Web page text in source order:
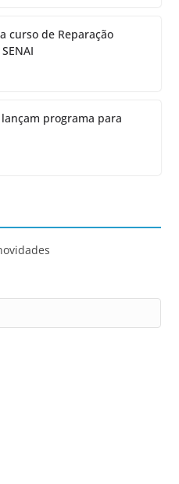
curso de Reparação
programa para